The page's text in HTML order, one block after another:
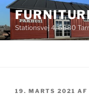
Videre
indholdStationsvej 4, 6880
UDGIVET
19. MARTS 2021 AF